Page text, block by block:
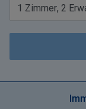
1 Zimmer, 2